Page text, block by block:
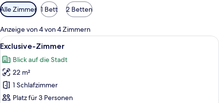
Verfügbare
Filter
für
Zimmer
Alle Zimmer 1 Bett 2 Betten
Anzeige von 4 von 4 Zimmern
Alle
Fotos
für
Exclusive-
Zimmer
anzeigen
Ein Schlafzimmer mit einem Bett,
4
Exclusive-Zimmer
Blick auf die Stadt
22 m²
1 Schlafzimmer
Platz für 3 Personen